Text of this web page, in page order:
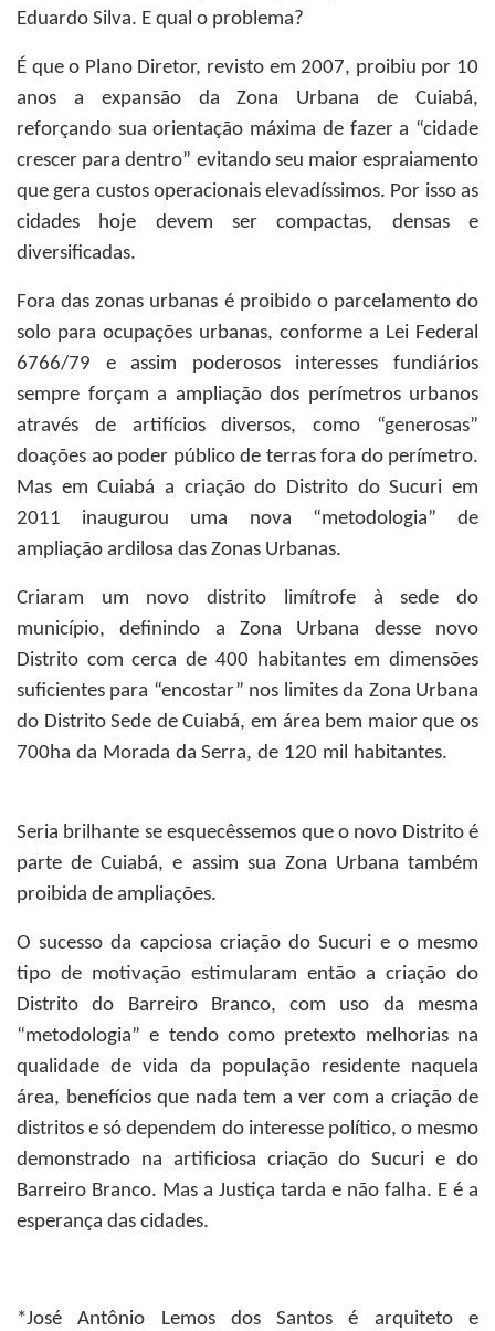
Eduardo Silva. E qual o problema?
É que o Plano Diretor, revisto em 2007, proibiu por 10
anos a expansão da Zona Urbana de Cuiabá,
reforçando sua orientação máxima de fazer a “cidade
crescer para dentro” evitando seu maior espraiamento
que gera custos operacionais elevadíssimos. Por isso as
cidades hoje devem ser compactas, densas e
diversificadas.
Fora das zonas urbanas é proibido o parcelamento do
solo para ocupações urbanas, conforme a Lei Federal
6766/79 e assim poderosos interesses fundiários
sempre forçam a ampliação dos perímetros urbanos
através de artifícios diversos, como “generosas”
doações ao poder público de terras fora do perímetro.
Mas em Cuiabá a criação do Distrito do Sucuri em
2011 inaugurou uma nova “metodologia” de
ampliação ardilosa das Zonas Urbanas.
Criaram um novo distrito limítrofe à sede do
município, definindo a Zona Urbana desse novo
Distrito com cerca de 400 habitantes em dimensões
suficientes para “encostar” nos limites da Zona Urbana
do Distrito Sede de Cuiabá, em área bem maior que os
700ha da Morada da Serra, de 120 mil habitantes.
Seria brilhante se esquecêssemos que o novo Distrito é
parte de Cuiabá, e assim sua Zona Urbana também
proibida de ampliações.
O sucesso da capciosa criação do Sucuri e o mesmo
tipo de motivação estimularam então a criação do
Distrito do Barreiro Branco, com uso da mesma
“metodologia” e tendo como pretexto melhorias na
qualidade de vida da população residente naquela
área, benefícios que nada tem a ver com a criação de
distritos e só dependem do interesse político, o mesmo
demonstrado na artificiosa criação do Sucuri e do
Barreiro Branco. Mas a Justiça tarda e não falha. E é a
esperança das cidades.
*José Antônio Lemos dos Santos é arquiteto e